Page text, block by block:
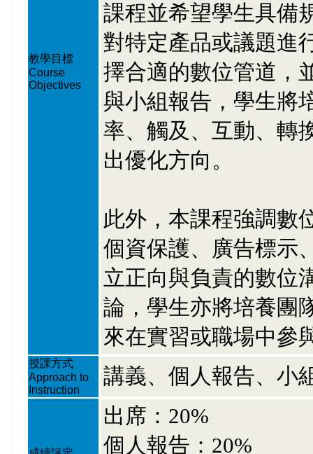
教學目標
Course
Objectives
課程並希望學生具備
對特定產品或議題進
擇合適的數位管道，
與小組報告，學生將
率、觸及、互動、轉
出優化方向。
此外，本課程強調數
個資保護、廣告標示
立正向與負責的數位
論，學生亦將培養團
來在實習或職場中參
授課方式
Approach to
Instruction
講義、個人報告、小
出席：20%
個人報告：20%